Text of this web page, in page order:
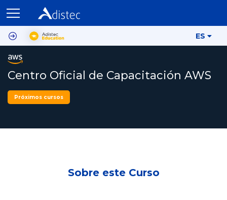
ES
Centro Oficial de Capacitación AWS
Próximos cursos
Sobre este Curso